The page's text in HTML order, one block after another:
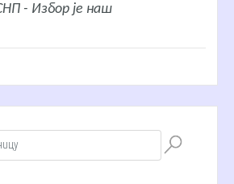
- Избор је наш